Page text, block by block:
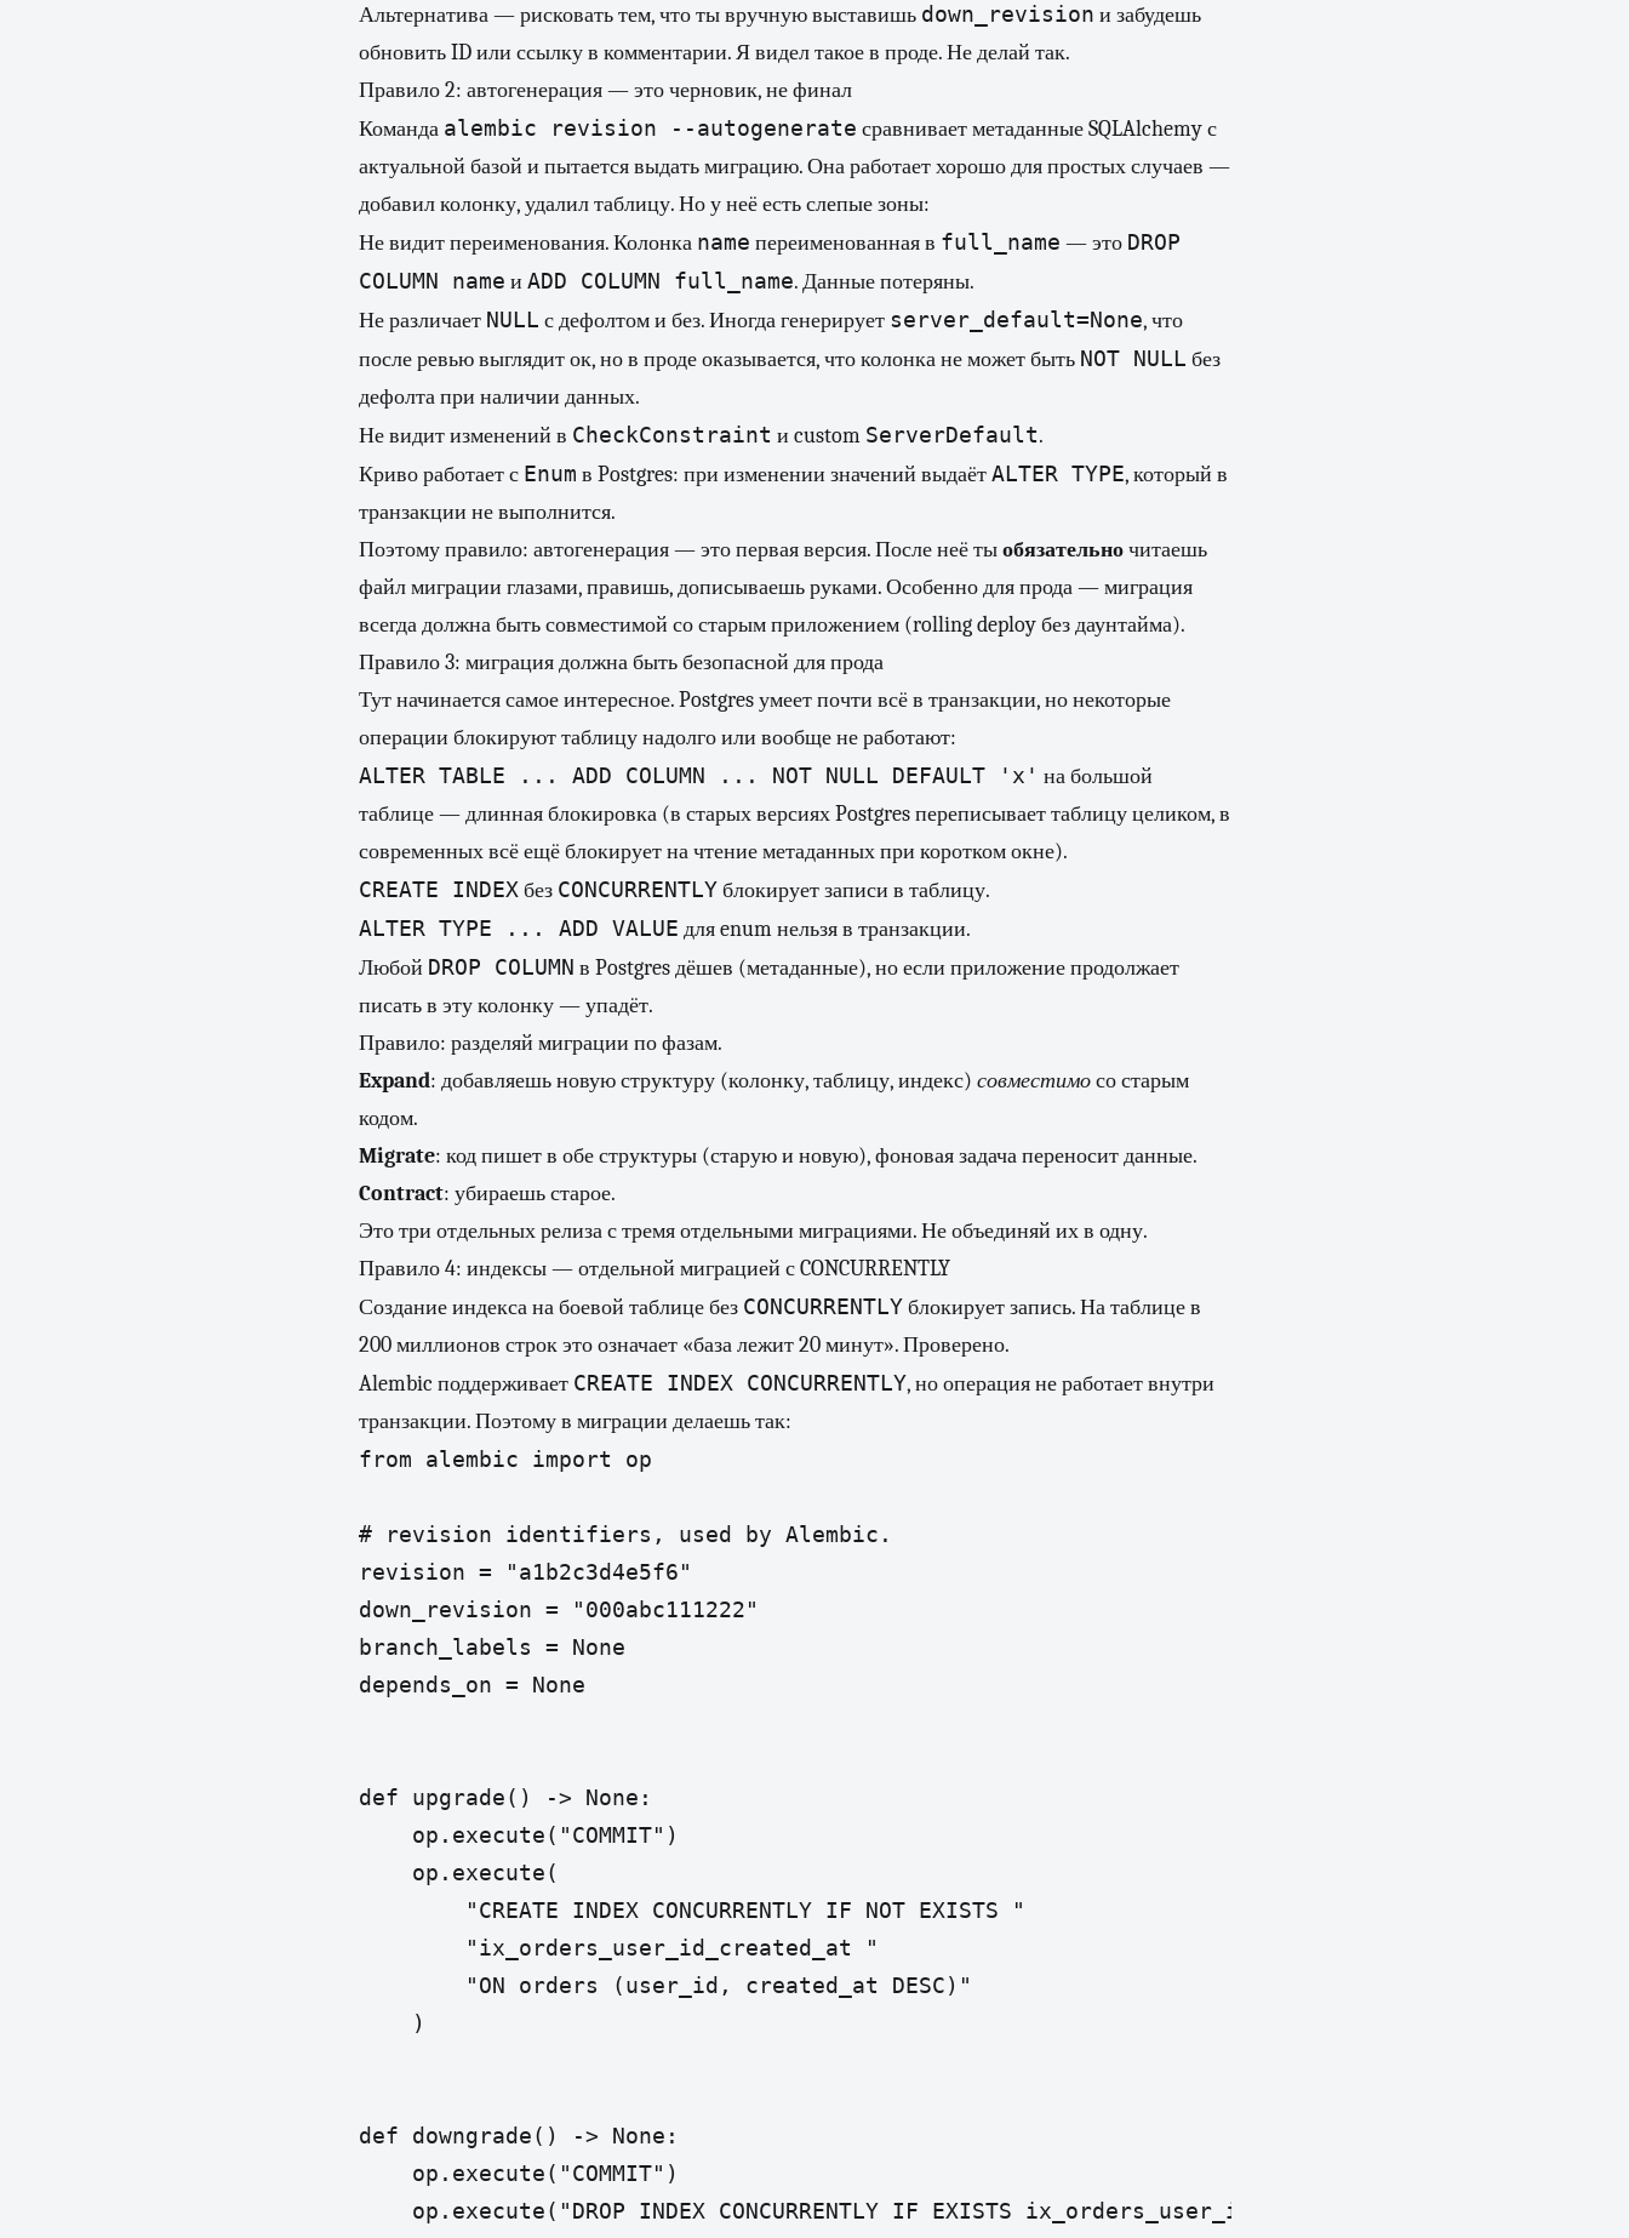
Альтернатива — рисковать тем, что ты вручную выставишь down_revision и забудешь
обновить ID или ссылку в комментарии. Я видел такое в проде. Не делай так.
Правило 2: автогенерация — это черновик, не финал
Команда alembic revision --autogenerate сравнивает метаданные SQLAlchemy с
актуальной базой и пытается выдать миграцию. Она работает хорошо для простых случаев —
добавил колонку, удалил таблицу. Но у неё есть слепые зоны:
Не видит переименования. Колонка name переименованная в full_name — это DROP
COLUMN name и ADD COLUMN full_name. Данные потеряны.
Не различает NULL с дефолтом и без. Иногда генерирует server_default=None, что
после ревью выглядит ок, но в проде оказывается, что колонка не может быть NOT NULL без
дефолта при наличии данных.
Не видит изменений в CheckConstraint и custom ServerDefault.
Криво работает с Enum в Postgres: при изменении значений выдаётALTER TYPE, который в
транзакции не выполнится.
Поэтому правило: автогенерация — это первая версия. После неё тыобязательночитаешь
файл миграции глазами, правишь, дописываешь руками. Особенно для прода — миграция
всегда должна быть совместимой со старым приложением (rolling deploy без даунтайма).
Правило 3: миграция должна быть безопасной для прода
Тут начинается самое интересное. Postgres умеет почти всё в транзакции, но некоторые
операции блокируют таблицу надолго или вообще не работают:
ALTER TABLE ... ADD COLUMN ... NOT NULL DEFAULT 'x' на большой
таблице — длинная блокировка (в старых версиях Postgres переписывает таблицу целиком, в
современных всё ещё блокирует на чтение метаданных при коротком окне).
CREATE INDEXбез CONCURRENTLYблокирует записи в таблицу.
ALTER TYPE ... ADD VALUE для enum нельзя в транзакции.
Любой DROP COLUMN в Postgres дёшев (метаданные), но если приложение продолжает
писать в эту колонку — упадёт.
Правило: разделяй миграции по фазам.
Expand: добавляешь новую структуру (колонку, таблицу, индекс) совместимосо старым
кодом.
Migrate: код пишет в обе структуры (старую и новую), фоновая задача переносит данные.
Contract: убираешь старое.
Это три отдельных релиза с тремя отдельными миграциями. Не объединяй их в одну.
Правило 4: индексы — отдельной миграцией с CONCURRENTLY
Создание индекса на боевой таблице без CONCURRENTLYблокирует запись. На таблице в
200 миллионов строк это означает «база лежит 20 минут». Проверено.
Alembic поддерживает CREATE INDEX CONCURRENTLY, но операция не работает внутри
транзакции. Поэтому в миграции делаешь так:
from alembic import op
# revision identifiers, used by Alembic.
revision = "a1b2c3d4e5f6"
down_revision = "000abc111222"
branch_labels = None
depends_on = None
def upgrade() -> None:
    op.execute("COMMIT")
    op.execute(
        "CREATE INDEX CONCURRENTLY IF NOT EXISTS "
        "ix_orders_user_id_created_at "
        "ON orders (user_id, created_at DESC)"
    )
def downgrade() -> None:
    op.execute("COMMIT")
    op.execute("DROP INDEX CONCURRENTLY IF EXISTS ix_orders_user_id_created_at")